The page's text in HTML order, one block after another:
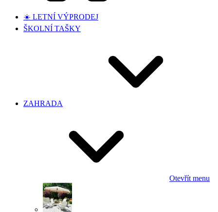
☀️ LETNÍ VÝPRODEJ
ŠKOLNÍ TAŠKY
ZAHRADA
Otevřít menu